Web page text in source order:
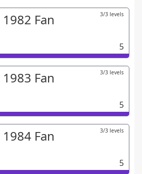
1982 Fan 3/3 levels
5
1983 Fan 3/3 levels
5
1984 Fan 3/3 levels
5